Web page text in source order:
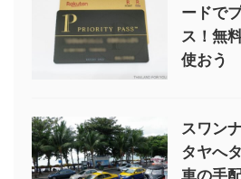
ードで
ス！無
使おう
スワン
タヤへ
車の手